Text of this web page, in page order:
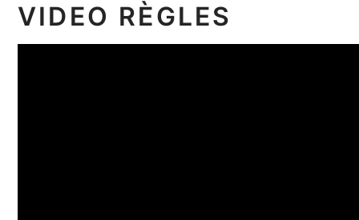
VIDEO RÈGLES